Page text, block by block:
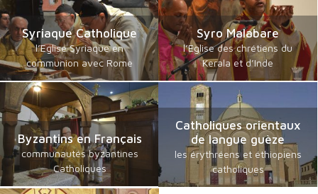
Syriaque Catholique
l’Eglise Syriaque en
communion avec Rome
Syro Malabare
l’Eglise des chrétiens du
Kerala et d’Inde
Byzantins en Français
communautés byzantines
Catholiques
Catholiques orientaux
de langue guèze
les érythréens et éthiopiens
catholiques